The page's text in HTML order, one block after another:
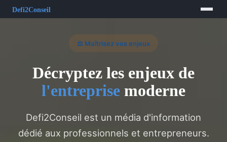
⚖️ Maîtrisez vos enjeux
Décryptez les enjeux de
l'entreprise moderne
Defi2Conseil est un média d'information
dédié aux professionnels et entrepreneurs.